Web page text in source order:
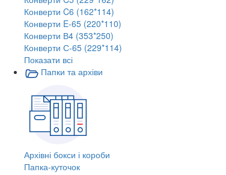
Конверти C6 (162*114)
Конверти E-65 (220*110)
Конверти В4 (353*250)
Конверти С-65 (229*114)
Показати всі
Папки та архіви
Архівні бокси і короби
Папка-куточок